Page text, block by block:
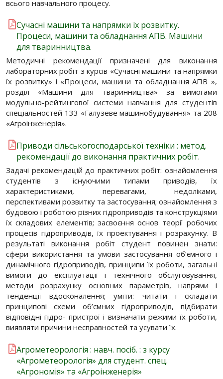
всього навчального процесу.
Сучасні машини та напрямки їх розвитку.
Процеси, машини та обладнання АПВ. Машини
для тваринництва.
Методичні рекомендації призначені для виконання
лабораторних робіт з курсів «Сучасні машини та напрямки
їх розвитку» і «Процеси, машини та обладнання АПВ »,
розділ «Машини для тваринництва» за вимогами
модульно-рейтингової системи навчання для студентів
спеціальностей 133 «Галузеве машинобудування» та 208
«Агроінженерія».
Приводи сільськогосподарської техніки : метод.
рекомендації до виконання практичних робіт.
Задачі рекомендацій до практичних робіт: ознайомлення
студентів з існуючими типами приводів, їх
характеристиками, перевагами, недоліками,
перспективами розвитку та застосування; ознайомлення з
будовою і роботою різних гідроприводів та конструкціями
їх складових елементів; засвоєння основ теорії робочих
процесів гідроприводів, їх проектування і розрахунку. В
результаті виконання робіт студент повинен знати:
сфери використання та умови застосування об’ємного і
динамічного гідроприводів, принципи їх роботи, загальні
вимоги до експлуатації і технічного обслуговування,
методи розрахунку основних параметрів, напрями і
тенденції вдосконалення; уміти: читати і складати
принципові схеми об’ємних гідроприводів, підбирати
відповідні гідро- пристрої і визначати режими їх роботи,
виявляти причини несправностей та усувати їх.
Агрометеорологія : навч. посіб. : з курсу
«Агрометеорологія» для студент. спец.
«Агрономія» та «Агроінженерія»